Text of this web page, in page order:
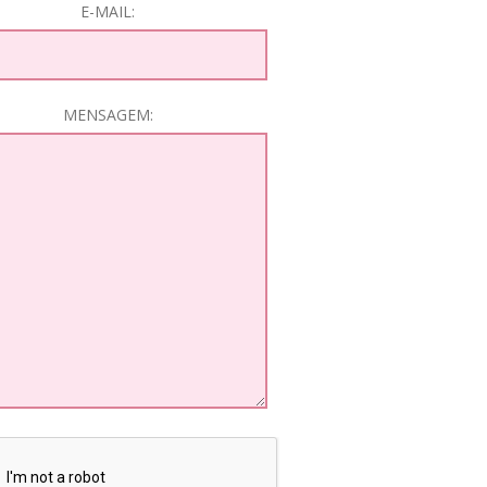
E-MAIL:
MENSAGEM: